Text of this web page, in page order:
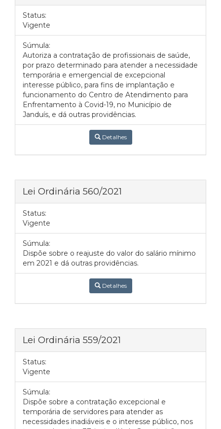
Status:
Vigente
Súmula:
Autoriza a contratação de profissionais de saúde,
por prazo determinado para atender a necessidade
temporária e emergencial de excepcional
interesse público, para fins de implantação e
funcionamento do Centro de Atendimento para
Enfrentamento à Covid-19, no Município de
Janduís, e dá outras providências.
Detalhes
Lei Ordinária 560/2021
Status:
Vigente
Súmula:
Dispõe sobre o reajuste do valor do salário mínimo
em 2021 e dá outras providências.
Detalhes
Lei Ordinária 559/2021
Status:
Vigente
Súmula:
Dispõe sobre a contratação excepcional e
temporária de servidores para atender as
necessidades inadiáveis e o interesse público, nos